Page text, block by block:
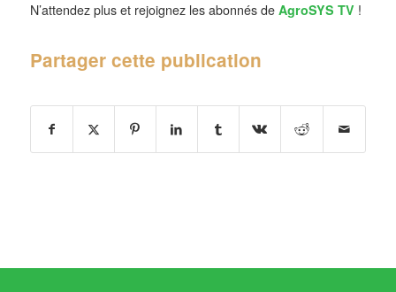
N’attendez plus et rejoignez les abonnés de AgroSYS TV !
Partager cette publication